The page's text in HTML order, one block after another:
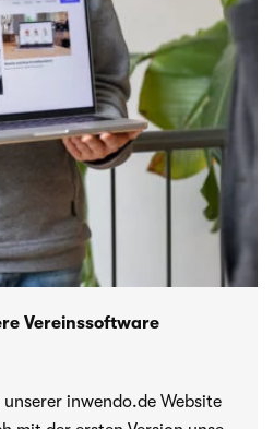
Vereinssoftware
inwendo.de Website